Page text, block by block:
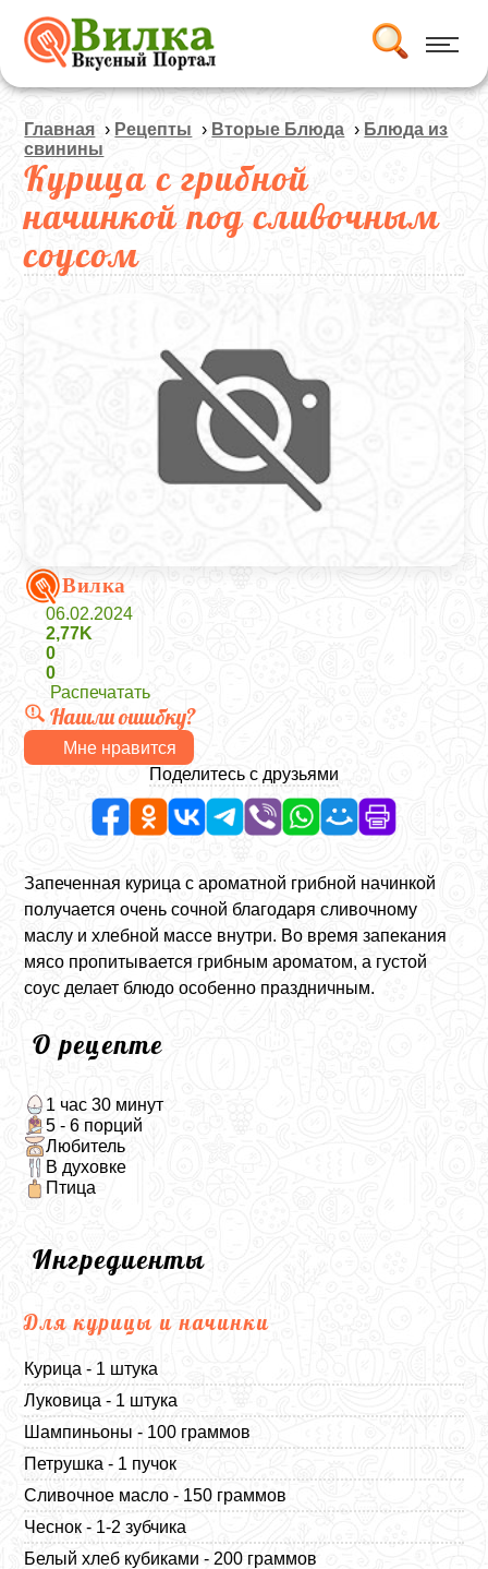
Главная › Рецепты › Вторые Блюда › Блюда из
свинины
Курица с грибной
начинкой под сливочным
соусом
Вилка
06.02.2024
2,77K
0
0
Распечатать
Нашли ошибку?
Мне нравится
Поделитесь с друзьями
Запеченная курица с ароматной грибной начинкой
получается очень сочной благодаря сливочному
маслу и хлебной массе внутри. Во время запекания
мясо пропитывается грибным ароматом, а густой
соус делает блюдо особенно праздничным.
О рецепте
1 час 30 минут
5 - 6 порций
Любитель
В духовке
Птица
Ингредиенты
Для курицы и начинки
Курица - 1 штука
Луковица - 1 штука
Шампиньоны - 100 граммов
Петрушка - 1 пучок
Сливочное масло - 150 граммов
Чеснок - 1-2 зубчика
Белый хлеб кубиками - 200 граммов